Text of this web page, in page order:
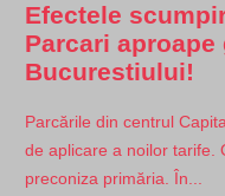
Efectele
Parcari
Bucurestiului!
Parcările din centrul
de aplicare a noilor tarife.
preconiza primăria. În...